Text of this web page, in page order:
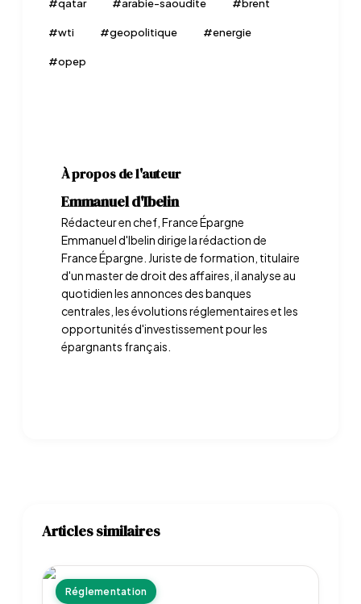
#qatar #arabie-saoudite #brent
#wti #geopolitique #energie
#opep
À propos de l'auteur
Emmanuel d'Ibelin
Rédacteur en chef, France Épargne
Emmanuel d'Ibelin dirige la rédaction de
France Épargne. Juriste de formation, titulaire
d'un master de droit des affaires, il analyse au
quotidien les annonces des banques
centrales, les évolutions réglementaires et les
opportunités d'investissement pour les
épargnants français.
Articles similaires
Réglementation